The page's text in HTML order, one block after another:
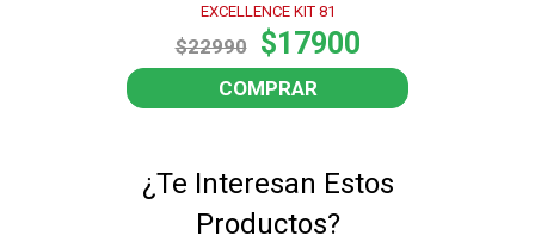
EXCELLENCE KIT 81
$22990 $17900
COMPRAR
¿Te Interesan Estos
Productos?